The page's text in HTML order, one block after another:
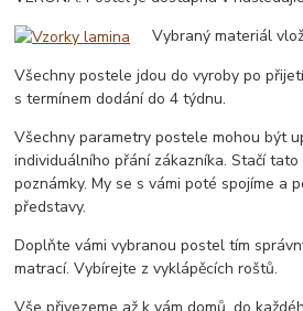
Vybraný materiál
Všechny postele jdou do vyroby po
s termínem dodání do 4 týdnu.
Všechny parametry postele mohou být
individuálního přání zákazníka. Stačí
poznámky. My se s vámi poté spojíme a
představy.
Doplňte vámi vybranou postel tím
matrací. Vybírejte z vyklápěcích roštů.